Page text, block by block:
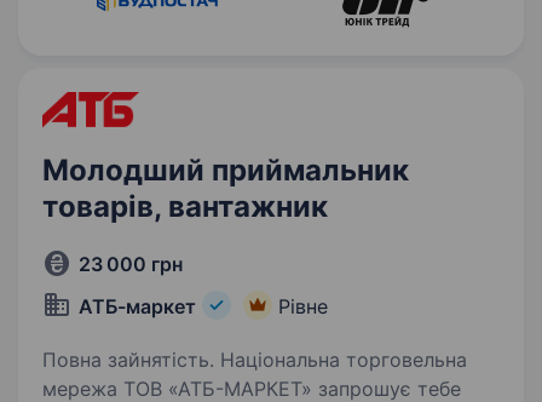
Молодший приймальник
товарів, вантажник
23 000 грн
АТБ-маркет
Рівне
Повна зайнятість. Національна торговельна
мережа ТОВ «АТБ-МАРКЕТ» запрошує тебе